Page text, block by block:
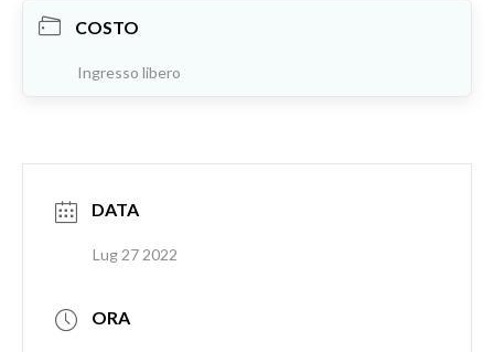
COSTO
Ingresso libero
DATA
Lug 27 2022
ORA